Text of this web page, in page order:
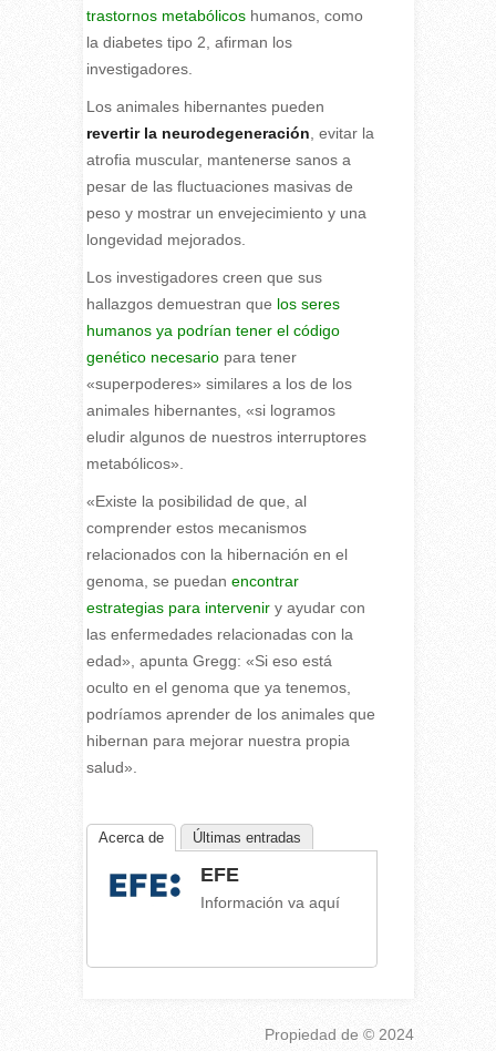
trastornos metabólicoshumanos, como
la diabetes tipo 2, afirman los
investigadores.
Los animales hibernantes pueden
revertir la neurodegeneración , evitar la
atrofia muscular, mantenerse sanos a
pesar de las fluctuaciones masivas de
peso y mostrar un envejecimiento y una
longevidad mejorados.
Los investigadores creen que sus
hallazgos demuestran que los seres
humanos ya podrían tener el código
genético necesariopara tener
«superpoderes» similares a los de los
animales hibernantes, «si logramos
eludir algunos de nuestros interruptores
metabólicos».
«Existe la posibilidad de que, al
comprender estos mecanismos
relacionados con la hibernación en el
genoma, se puedan encontrar
estrategias para interveniry ayudar con
las enfermedades relacionadas con la
edad», apunta Gregg: «Si eso está
oculto en el genoma que ya tenemos,
podríamos aprender de los animales que
hibernan para mejorar nuestra propia
salud».
Acerca de Últimas entradas
EFE
Información va aquí
Propiedad de © 2024